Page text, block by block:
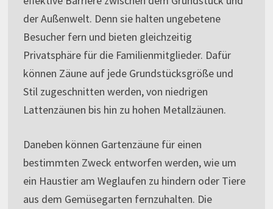
der Außenwelt. Denn sie halten ungebetene
Besucher fern und bieten gleichzeitig
Privatsphäre für die Familienmitglieder. Dafür
können Zäune auf jede Grundstücksgröße und
Stil zugeschnitten werden, von niedrigen
Lattenzäunen bis hin zu hohen Metallzäunen.
Daneben können Gartenzäune für einen
bestimmten Zweck entworfen werden, wie um
ein Haustier am Weglaufen zu hindern oder Tiere
aus dem Gemüsegarten fernzuhalten. Die